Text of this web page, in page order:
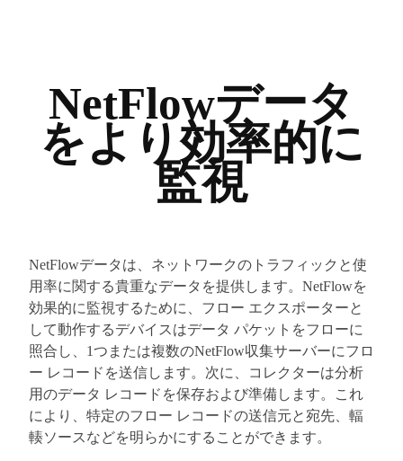
NetFlowデータ
をより効率的に
監視
NetFlowデータは、ネットワークのトラフィックと使
用率に関する貴重なデータを提供します。NetFlowを
効果的に監視するために、フロー エクスポーターと
して動作するデバイスはデータ パケットをフローに
照合し、1つまたは複数のNetFlow収集サーバーにフロ
ー レコードを送信します。次に、コレクターは分析
用のデータ レコードを保存および準備します。これ
により、特定のフロー レコードの送信元と宛先、輻
輳ソースなどを明らかにすることができます。